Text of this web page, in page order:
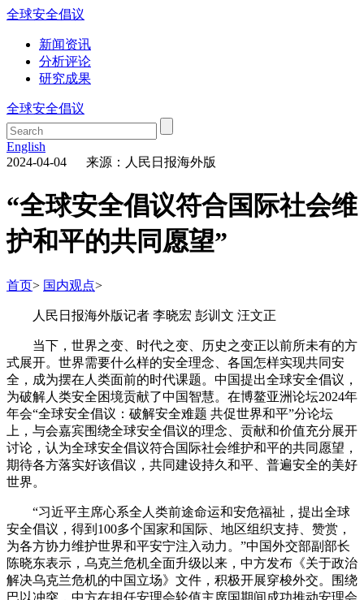
全球安全倡议
新闻资讯
分析评论
研究成果
全球安全倡议
English
2024-04-04 来源：人民日报海外版
“全球安全倡议符合国际社会维
护和平的共同愿望”
首页> 国内观点>
人民日报海外版记者 李晓宏 彭训文 汪文正
当下，世界之变、时代之变、历史之变正以前所未有的方
式展开。世界需要什么样的安全理念、各国怎样实现共同安
全，成为摆在人类面前的时代课题。中国提出全球安全倡议，
为破解人类安全困境贡献了中国智慧。在博鳌亚洲论坛2024年
年会“全球安全倡议：破解安全难题 共促世界和平”分论坛
上，与会嘉宾围绕全球安全倡议的理念、贡献和价值充分展开
讨论，认为全球安全倡议符合国际社会维护和平的共同愿望，
期待各方落实好该倡议，共同建设持久和平、普遍安全的美好
世界。
“习近平主席心系全人类前途命运和安危福祉，提出全球
安全倡议，得到100多个国家和国际、地区组织支持、赞赏，
为各方协力维护世界和平安宁注入动力。”中国外交部副部长
陈晓东表示，乌克兰危机全面升级以来，中方发布《关于政治
解决乌克兰危机的中国立场》文件，积极开展穿梭外交。围绕
巴以冲突，中方在担任安理会轮值主席国期间成功推动安理会